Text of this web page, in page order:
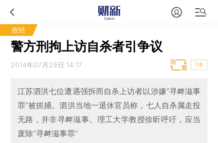
政经
警方刑拘上访自杀者引争议
2014年07月29日 14:17 T中
江苏泗洪七位遭遇强拆而自杀上访者以涉嫌“寻衅滋事
罪”被抓捕。泗洪当地一退休官员称，七人自杀属走投
无路，并非寻衅滋事。理工大学教授徐昕呼吁，应当
废除“寻衅滋事罪”